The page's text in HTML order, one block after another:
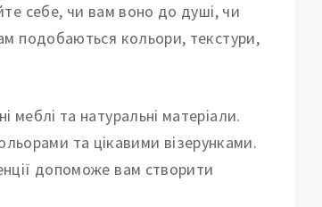
себе, чи вам воно до душі, чи
подобаються кольори, текстури,
меблі та натуральні матеріали.
та цікавими візерунками.
допоможе вам створити